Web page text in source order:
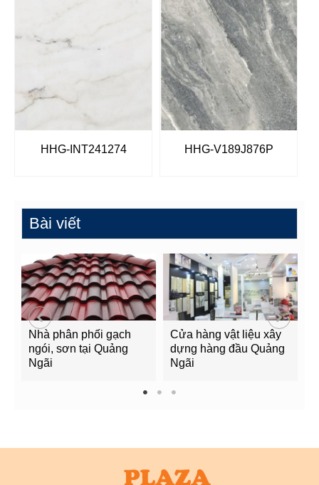
HHG-INT241274 HHG-V189J876P
Bài viết
Nhà phân phối gạch
ngói, sơn tại Quảng
Ngãi
Cửa hàng vật liệu xây
dựng hàng đầu Quảng
Ngãi
1 2 3